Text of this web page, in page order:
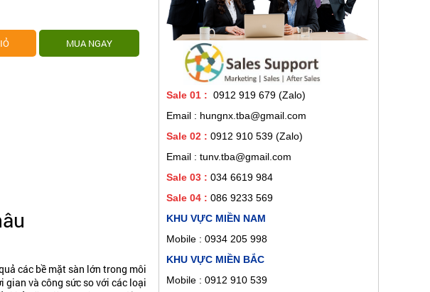
các bề mặt sàn lớn trong môi
gian và công sức so với các loại
Sale 01 : 0912 919 679 (Zalo)
Email : hungnx.tba@gmail.com
Sale 02 : 0912 910 539 (Zalo)
Email : tunv.tba@gmail.com
Sale 03 : 034 6619 984
Sale 04 : 086 9233 569
KHU VỰC MIỀN NAM
Mobile : 0934 205 998
KHU VỰC MIỀN BẮC
Mobile : 0912 910 539